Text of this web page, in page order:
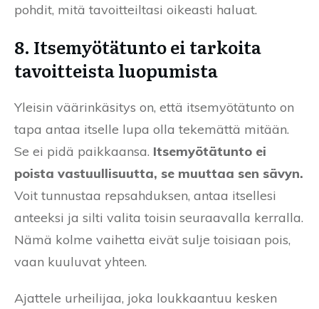
pohdit, mitä tavoitteiltasi oikeasti haluat.
8. Itsemyötätunto ei tarkoita
tavoitteista luopumista
Yleisin väärinkäsitys on, että itsemyötätunto on
tapa antaa itselle lupa olla tekemättä mitään.
Se ei pidä paikkaansa. Itsemyötätunto ei
poista vastuullisuutta, se muuttaa sen sävyn.
Voit tunnustaa repsahduksen, antaa itsellesi
anteeksi ja silti valita toisin seuraavalla kerralla.
Nämä kolme vaihetta eivät sulje toisiaan pois,
vaan kuuluvat yhteen.
Ajattele urheilijaa, joka loukkaantuu kesken